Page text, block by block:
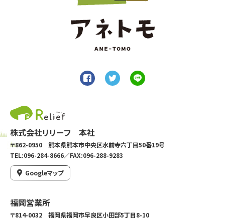
株式会社リリーフ 本社
〒862-0950 熊本県熊本市中央区水前寺六丁目50番19号
TEL:096-284-8666／FAX:096-288-9283
Googleマップ
福岡営業所
〒814-0032 福岡県福岡市早良区小田部5丁目8-10